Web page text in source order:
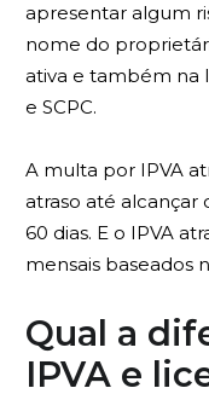
apresentar algum
nome do
ativa e também na
e SCPC.
A multa por IPVA
atraso até alcançar
60 dias. E o IPVA
mensais baseados
Qual a
IPVA e